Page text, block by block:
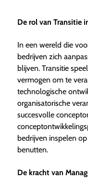
De rol van Transitie
In een wereld die
bedrijven zich
blijven. Transitie
vermogen om te
technologische
organisatorische
succesvolle
bedrijven inspelen
benutten.
De kracht van